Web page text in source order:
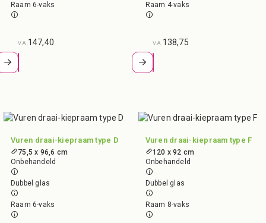
Raam 6-vaks
V.A.147,40
Raam 4-vaks
V.A.138,75
Vuren draai-kiepraam type D
75,5 x 96,6 cm
Onbehandeld
Dubbel glas
Raam 6-vaks
Vuren draai-kiepraam type F
120 x 92 cm
Onbehandeld
Dubbel glas
Raam 8-vaks